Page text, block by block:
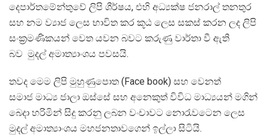
දෙපාර්තමේන්තුවේ ලිපි ශීර්ෂය, එහි අධ්‍යක්ෂ ජනරාල් තනතුර
සහ නම ව්‍යාජ ලෙස භාවිත කර කූඨ ලෙස සකස් කරන ලද ලිපි
සංක්‍රමණිකයන් වෙත යවන බවට කරුණු වාර්තා වී ඇති
බව මුදල් අමාත්‍යාංශය පවසයි.
තවද මෙම ලිපි මුහුණුපොත (Face book) සහ වෙනත්
සමාජ මාධ්‍ය ජාලා ඔස්සේ සහ අනෙකුත් විවිධ මාධ්‍යයන් මගින්
බෙදා හරිමින් සිදු කරනු ලබන වංචාවට නොරැවටෙන ලෙස
මුදල් අමාත්‍යාංශය මහජනතාවගෙන් ඉල්ලා සිටියි.